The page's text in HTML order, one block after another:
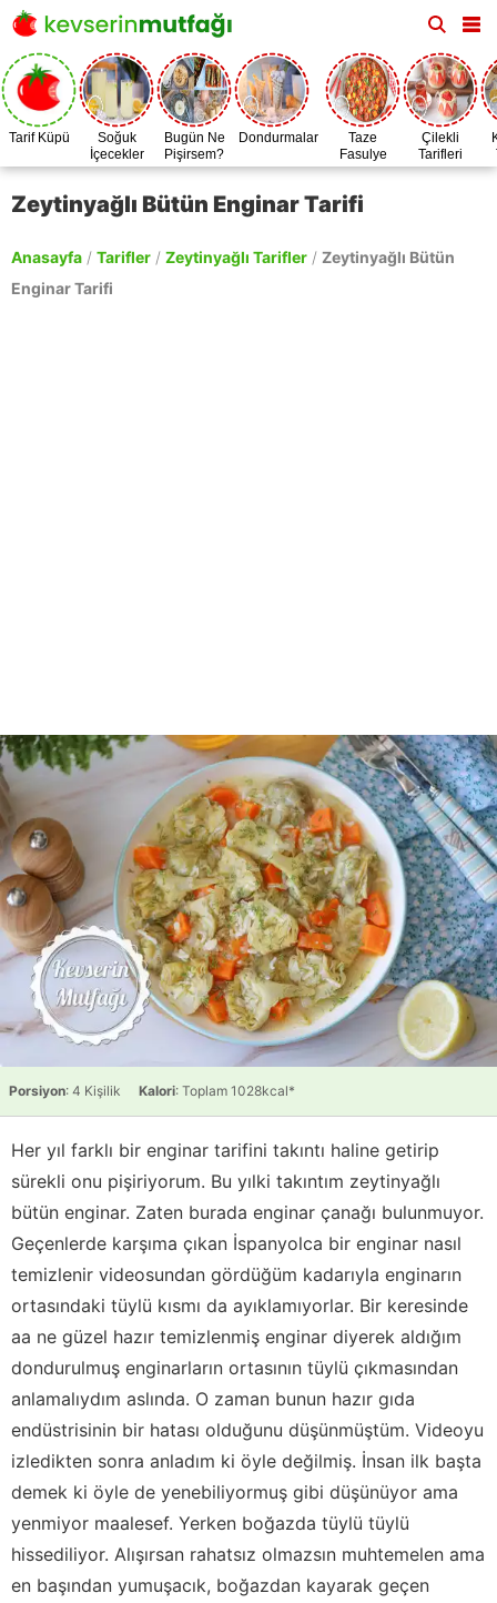
Tarif Küpü
Soğuk
İçecekler
Bugün Ne
Pişirsem?
Dondurmalar
Taze
Fasulye
Zamanı
Çilekli
Tarifleri
Zeytinyağlı Bütün Enginar Tarifi
Anasayfa / Tarifler / Zeytinyağlı Tarifler / Zeytinyağlı Bütün
Enginar Tarifi
Porsiyon: 4 Kişilik Kalori: Toplam 1028kcal*
Her yıl farklı bir enginar tarifini takıntı haline getirip
sürekli onu pişiriyorum. Bu yılki takıntım zeytinyağlı
bütün enginar. Zaten burada enginar çanağı bulunmuyor.
Geçenlerde karşıma çıkan İspanyolca bir enginar nasıl
temizlenir videosundan gördüğüm kadarıyla enginarın
ortasındaki tüylü kısmı da ayıklamıyorlar. Bir keresinde
aa ne güzel hazır temizlenmiş enginar diyerek aldığım
dondurulmuş enginarların ortasının tüylü çıkmasından
anlamalıydım aslında. O zaman bunun hazır gıda
endüstrisinin bir hatası olduğunu düşünmüştüm. Videoyu
izledikten sonra anladım ki öyle değilmiş. İnsan ilk başta
demek ki öyle de yenebiliyormuş gibi düşünüyor ama
yenmiyor maalesef. Yerken boğazda tüylü tüylü
hissediliyor. Alışırsan rahatsız olmazsın muhtemelen ama
en başından yumuşacık, boğazdan kayarak geçen